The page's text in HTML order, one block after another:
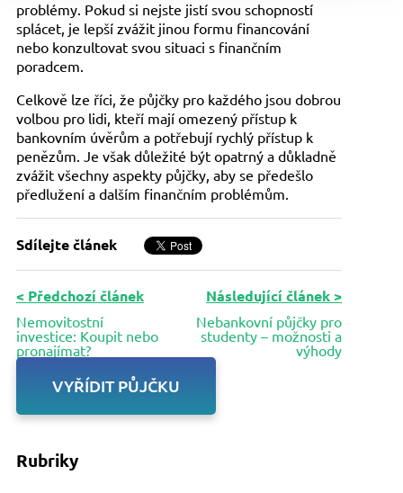
problémy. Pokud si nejste jistí svou schopností
splácet, je lepší zvážit jinou formu financování
nebo konzultovat svou situaci s finančním
poradcem.
Celkově lze říci, že půjčky pro každého jsou dobrou
volbou pro lidi, kteří mají omezený přístup k
bankovním úvěrům a potřebují rychlý přístup k
penězům. Je však důležité být opatrný a důkladně
zvážit všechny aspekty půjčky, aby se předešlo
předlužení a dalším finančním problémům.
Sdílejte článek
< Předchozí článek
Nemovitostní
investice: Koupit nebo
pronajímat?
Následující článek >
Nebankovní půjčky pro
studenty – možnosti a
výhody
VYŘÍDIT PŮJČKU
Rubriky